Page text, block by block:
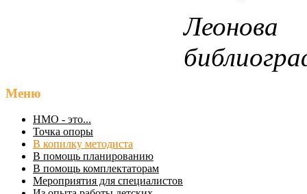
Меню
НМО - это...
Точка опоры
В копилку методиста
В помощь планированию
В помощь комплектаторам
Мероприятия для специалистов